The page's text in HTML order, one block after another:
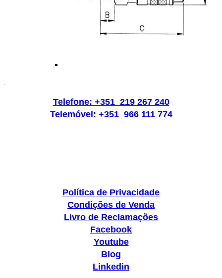
.
Telefone: +351 219 267 240
Telemóvel: +351 966 111 774
Política de Privacidade
Condições de Venda
Livro de Reclamações
Facebook
Youtube
Blog
Linkedin